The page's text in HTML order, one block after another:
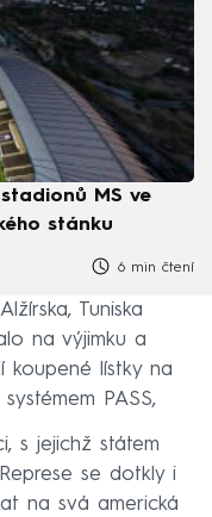
stadionů MS ve
stánku
6 min čtení
Tuniska
na výjimku a
koupené lístky na
PASS,
s jejichž státem
se dotkly i
na svá americká